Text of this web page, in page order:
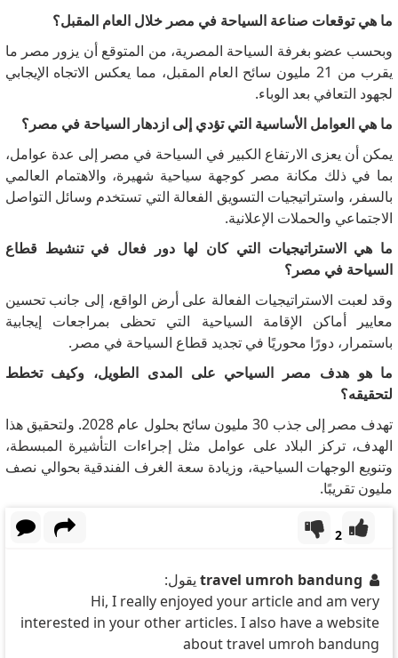
ما هي توقعات صناعة السياحة في مصر خلال العام المقبل؟
وبحسب عضو بغرفة السياحة المصرية، من المتوقع أن يزور مصر ما
يقرب من 21 مليون سائح العام المقبل، مما يعكس الاتجاه الإيجابي
لجهود التعافي بعد الوباء.
ما هي العوامل الأساسية التي تؤدي إلى ازدهار السياحة في مصر؟
يمكن أن يعزى الارتفاع الكبير في السياحة في مصر إلى عدة عوامل،
بما في ذلك مكانة مصر كوجهة سياحية شهيرة، والاهتمام العالمي
بالسفر، واستراتيجيات التسويق الفعالة التي تستخدم وسائل التواصل
الاجتماعي والحملات الإعلانية.
ما هي الاستراتيجيات التي كان لها دور فعال في تنشيط قطاع
السياحة في مصر؟
وقد لعبت الاستراتيجيات الفعالة على أرض الواقع، إلى جانب تحسين
معايير أماكن الإقامة السياحية التي تحظى بمراجعات إيجابية
باستمرار، دورًا محوريًا في تجديد قطاع السياحة في مصر.
ما هو هدف مصر السياحي على المدى الطويل، وكيف تخطط
لتحقيقه؟
تهدف مصر إلى جذب 30 مليون سائح بحلول عام 2028. ولتحقيق هذا
الهدف، تركز البلاد على عوامل مثل إجراءات التأشيرة المبسطة،
وتنويع الوجهات السياحية، وزيادة سعة الغرف الفندقية بحوالي نصف
مليون تقريبًا.
2
travel umroh bandung يقول:
Hi, I really enjoyed your article and am very
interested in your other articles. I also have a website
about travel umroh bandung